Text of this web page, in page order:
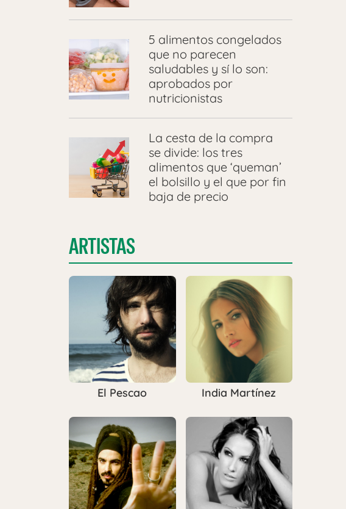
5 alimentos congelados
que no parecen
saludables y sí lo son:
aprobados por
nutricionistas
La cesta de la compra
se divide: los tres
alimentos que ‘queman’
el bolsillo y el que por fin
baja de precio
ARTISTAS
El Pescao India Martínez